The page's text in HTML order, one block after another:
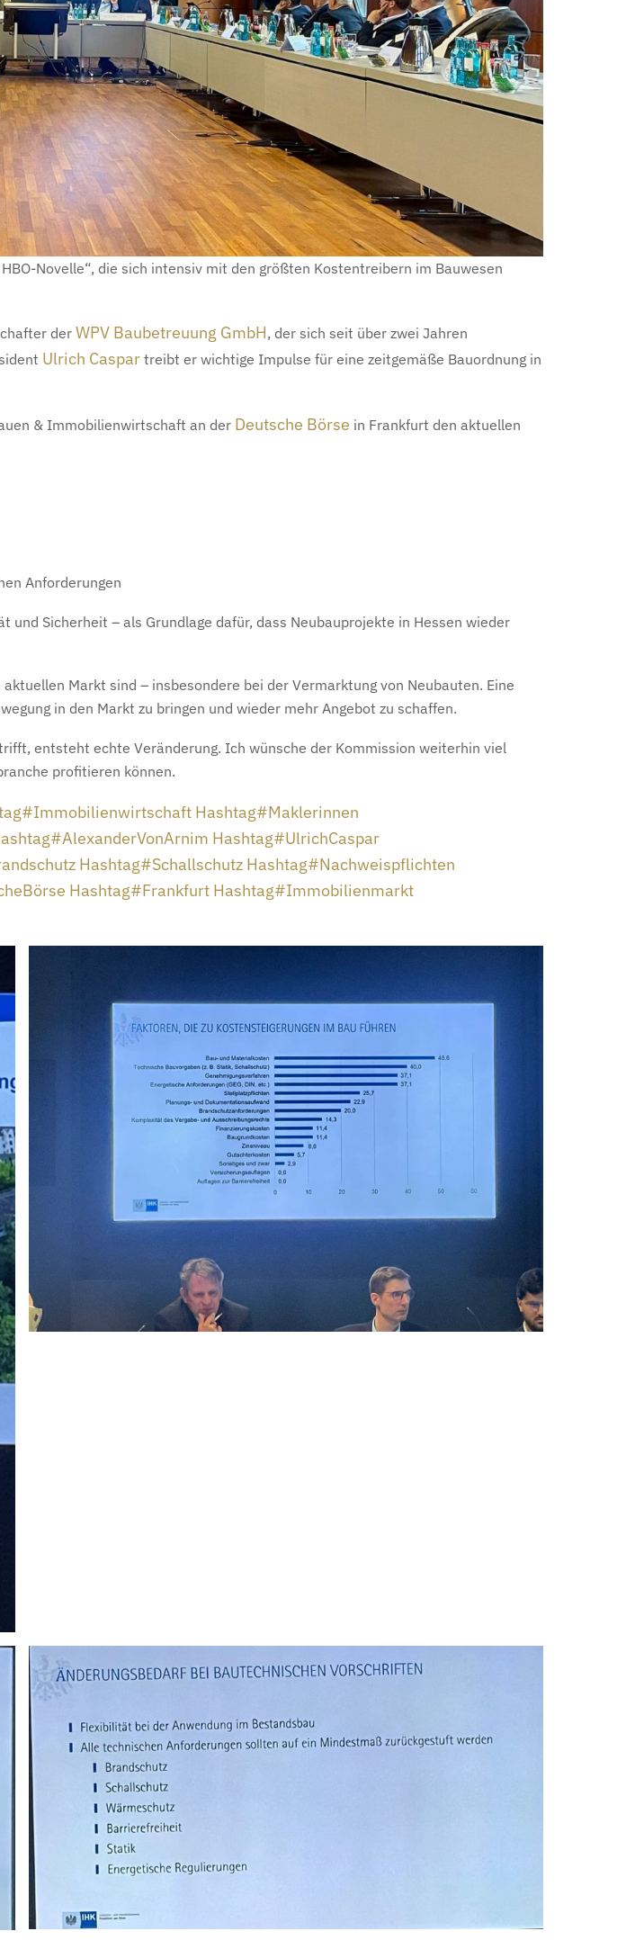
Novelle“, die sich intensiv mit den größten Kostentreibern im Bauwesen
der WPV Baubetreuung GmbH, der sich seit über zwei Jahren
Ulrich Caspar treibt er wichtige Impulse für eine zeitgemäße Bauordnung in
& Immobilienwirtschaft an der Deutsche Börse in Frankfurt den aktuellen
Anforderungen
und Sicherheit – als Grundlage dafür, dass Neubauprojekte in Hessen wieder
Markt sind – insbesondere bei der Vermarktung von Neubauten. Eine
in den Markt zu bringen und wieder mehr Angebot zu schaffen.
entsteht echte Veränderung. Ich wünsche der Kommission weiterhin viel
profitieren können.
#Immobilienwirtschaft Hashtag#Maklerinnen
#AlexanderVonArnim Hashtag#UlrichCaspar
Hashtag#Schallschutz Hashtag#Nachweispflichten
Hashtag#Frankfurt Hashtag#Immobilienmarkt